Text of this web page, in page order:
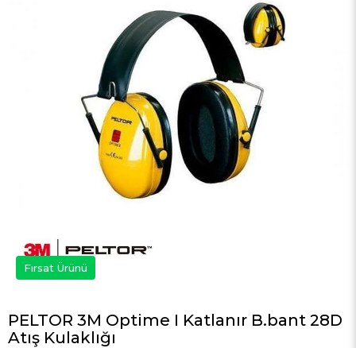
Fırsat Ürünü
PELTOR 3M Optime I Katlanır B.bant 28D
Atış Kulaklığı